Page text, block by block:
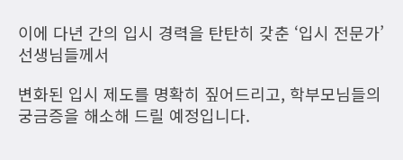
이에 다년 간의 입시 경력을 탄탄히 갖춘 ‘입시 전문가’
선생님들께서
변화된 입시 제도를 명확히 짚어드리고, 학부모님들의
궁금증을 해소해 드릴 예정입니다.